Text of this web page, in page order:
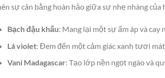
sự cân bằng hoàn hảo giữa sự nhẹ nhàng của
Bạch đậu khấu: Mang lại một sự ấm áp và
Lá violet: Đem đến một cảm giác xanh tươi
Vani Madagascar: Tạo lớp nền ngọt ngào và